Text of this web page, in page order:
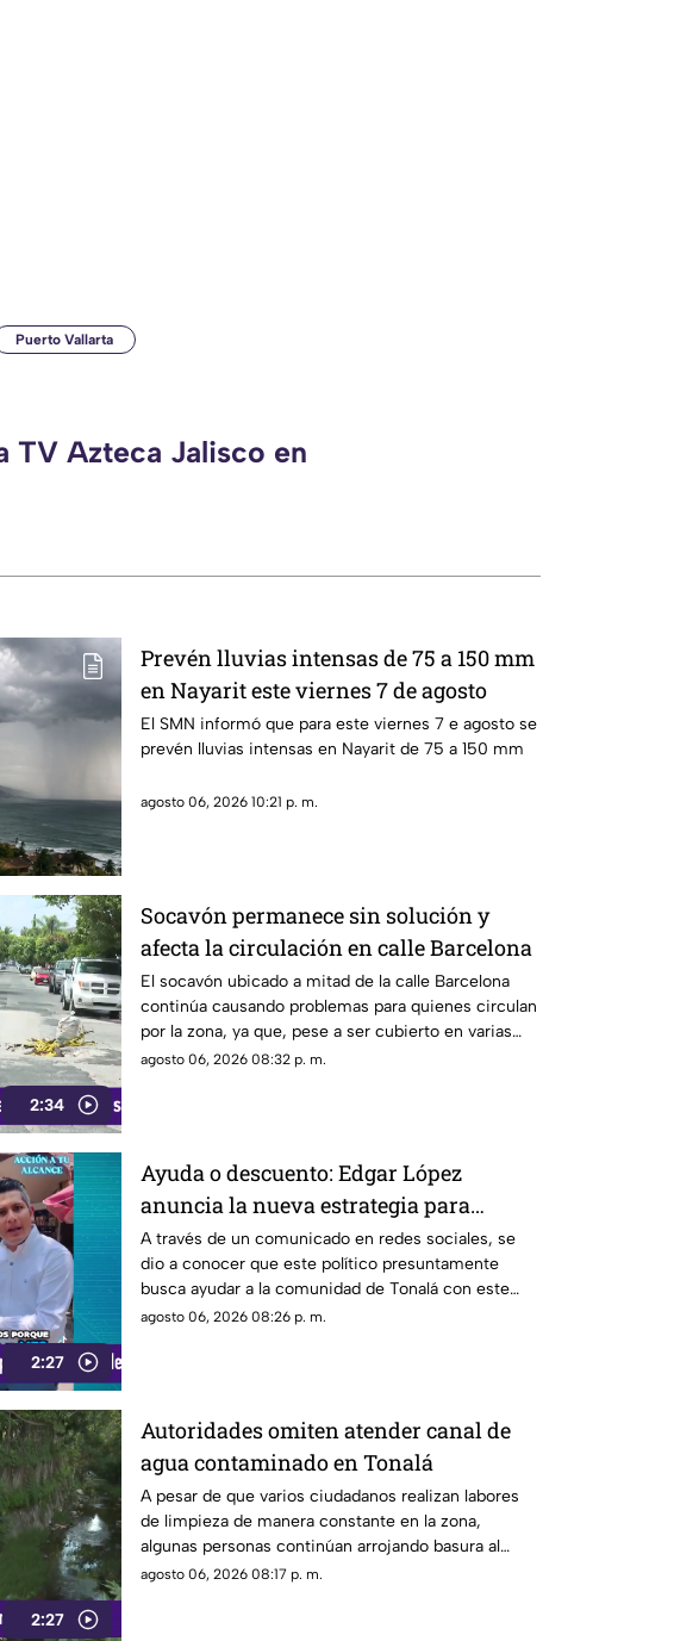
Puerto Vallarta
TV Azteca Jalisco en
Prevén lluvias intensas de 75 a 150 mm
en Nayarit este viernes 7 de agosto
El SMN informó que para este viernes 7 e agosto se
prevén lluvias intensas en Nayarit de 75 a 150 mm
agosto 06, 2026 10:21 p. m.
2:34
Socavón permanece sin solución y
afecta la circulación en calle Barcelona
El socavón ubicado a mitad de la calle Barcelona
continúa causando problemas para quienes circulan
por la zona, ya que, pese a ser cubierto en varias
ocasiones, vuelve a aparecer con el paso del
agosto 06, 2026 08:32 p. m.
2:27
Ayuda o descuento: Edgar López
anuncia la nueva estrategia para
ayudar algunas familias
A través de un comunicado en redes sociales, se
dio a conocer que este político presuntamente
busca ayudar a la comunidad de Tonalá con este
descuento.
agosto 06, 2026 08:26 p. m.
2:27
Autoridades omiten atender canal de
agua contaminado en Tonalá
A pesar de que varios ciudadanos realizan labores
de limpieza de manera constante en la zona,
algunas personas continúan arrojando basura al
canal de agua, provocando acumulación de
agosto 06, 2026 08:17 p. m.